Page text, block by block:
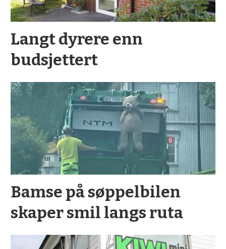
Langt dyrere enn
budsjettert
Bamse på søppelbilen
skaper smil langs ruta